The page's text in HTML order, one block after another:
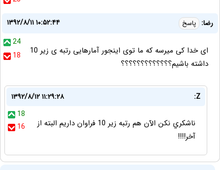
رضا: پاسخ
۱۳۹۲/۸/۱۱ ۱۰:۵۲:۴۴
24
18
ای خدا کی میرسه که ما توی اینجور آمارهایی رتبه ی زیر 10
داشته باشیم؟؟؟؟؟؟؟؟؟؟؟؟؟
Z:
۱۳۹۲/۸/۱۲ ۱۱:۲۹:۲۸
18
16
ناشكري نكن الآن هم رتبه زير 10 فراوان داريم البته از
آخر!!!!